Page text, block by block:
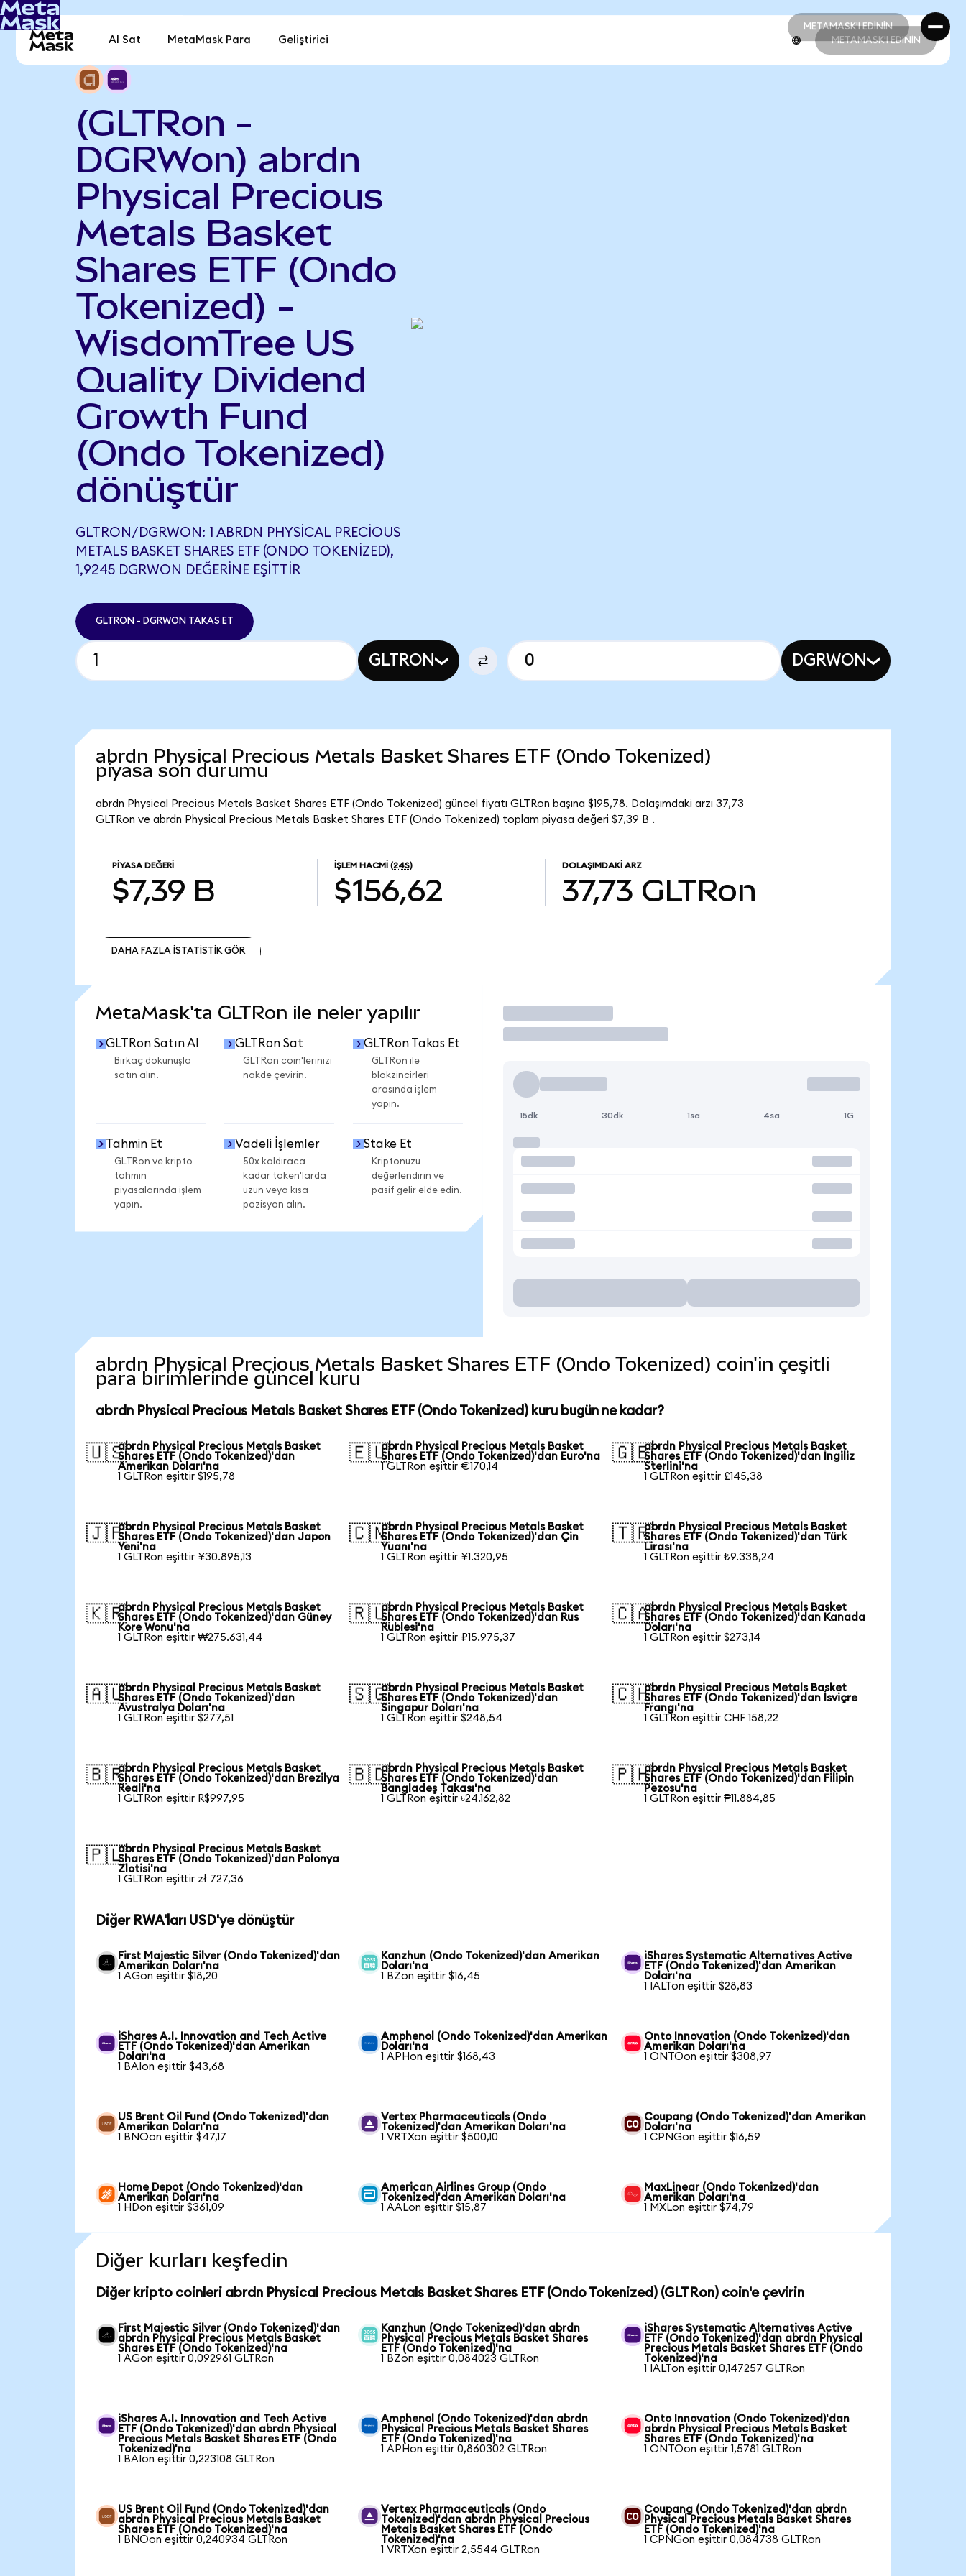
METAMASK'I EDİNİN
METAMASK'I EDİNİN
Al Sat MetaMask Para Geliştirici METAMASK'I EDİNİN
(GLTRon -
DGRWon) abrdn
Physical Precious
Metals Basket
Shares ETF (Ondo
Tokenized) -
WisdomTree US
Quality Dividend
Growth Fund
(Ondo Tokenized)
dönüştür
GLTRON/DGRWON: 1 ABRDN PHYSICAL PRECIOUS
METALS BASKET SHARES ETF (ONDO TOKENIZED),
1,9245 DGRWON DEĞERINE EŞITTIR
GLTRON - DGRWON TAKAS ET
GLTRON DGRWON
abrdn Physical Precious Metals Basket Shares ETF (Ondo Tokenized)
piyasa son durumu
abrdn Physical Precious Metals Basket Shares ETF (Ondo Tokenized) güncel fiyatı GLTRon başına $195,78. Dolaşımdaki arzı 37,73
GLTRon ve abrdn Physical Precious Metals Basket Shares ETF (Ondo Tokenized) toplam piyasa değeri $7,39 B .
PIYASA DEĞERI
$7,39 B
İŞLEM HACMI (24S)
$156,62
DOLAŞIMDAKI ARZ
37,73 GLTRon
DAHA FAZLA İSTATİSTİK GÖR
MetaMask'ta GLTRon ile neler yapılır
GLTRon Satın Al
Birkaç dokunuşla
satın alın.
GLTRon Sat
GLTRon coin'lerinizi
nakde çevirin.
GLTRon Takas Et
GLTRon ile
blokzincirleri
arasında işlem
yapın.
Tahmin Et
GLTRon ve kripto
tahmin
piyasalarında işlem
yapın.
Vadeli İşlemler
50x kaldıraca
kadar token'larda
uzun veya kısa
pozisyon alın.
Stake Et
Kriptonuzu
değerlendirin ve
pasif gelir elde edin.
İşlem Yap
15dk 30dk 1sa 4sa 1G
abrdn Physical Precious Metals Basket Shares ETF (Ondo Tokenized) coin'in çeşitli
para birimlerinde güncel kuru
abrdn Physical Precious Metals Basket Shares ETF (Ondo Tokenized) kuru bugün ne kadar?
🇺🇸abrdn Physical Precious Metals Basket
Shares ETF (Ondo Tokenized)'dan
Amerikan Doları'na
1 GLTRon eşittir $195,78
🇪🇺abrdn Physical Precious Metals Basket
Shares ETF (Ondo Tokenized)'dan Euro'na
1 GLTRon eşittir €170,14
🇬🇧abrdn Physical Precious Metals Basket
Shares ETF (Ondo Tokenized)'dan İngiliz
Sterlini'na
1 GLTRon eşittir £145,38
🇯🇵abrdn Physical Precious Metals Basket
Shares ETF (Ondo Tokenized)'dan Japon
Yeni'na
1 GLTRon eşittir ¥30.895,13
🇨🇳abrdn Physical Precious Metals Basket
Shares ETF (Ondo Tokenized)'dan Çin
Yuanı'na
1 GLTRon eşittir ¥1.320,95
🇹🇷abrdn Physical Precious Metals Basket
Shares ETF (Ondo Tokenized)'dan Türk
Lirası'na
1 GLTRon eşittir ₺9.338,24
🇰🇷abrdn Physical Precious Metals Basket
Shares ETF (Ondo Tokenized)'dan Güney
Kore Wonu'na
1 GLTRon eşittir ₩275.631,44
🇷🇺abrdn Physical Precious Metals Basket
Shares ETF (Ondo Tokenized)'dan Rus
Rublesi'na
1 GLTRon eşittir ₽15.975,37
🇨🇦abrdn Physical Precious Metals Basket
Shares ETF (Ondo Tokenized)'dan Kanada
Doları'na
1 GLTRon eşittir $273,14
🇦🇺abrdn Physical Precious Metals Basket
Shares ETF (Ondo Tokenized)'dan
Avustralya Doları'na
1 GLTRon eşittir $277,51
🇸🇬abrdn Physical Precious Metals Basket
Shares ETF (Ondo Tokenized)'dan
Singapur Doları'na
1 GLTRon eşittir $248,54
🇨🇭abrdn Physical Precious Metals Basket
Shares ETF (Ondo Tokenized)'dan İsviçre
Frangı'na
1 GLTRon eşittir CHF 158,22
🇧🇷abrdn Physical Precious Metals Basket
Shares ETF (Ondo Tokenized)'dan Brezilya
Reali'na
1 GLTRon eşittir R$997,95
🇧🇩abrdn Physical Precious Metals Basket
Shares ETF (Ondo Tokenized)'dan
Bangladeş Takası'na
1 GLTRon eşittir ৳24.162,82
🇵🇭abrdn Physical Precious Metals Basket
Shares ETF (Ondo Tokenized)'dan Filipin
Pezosu'na
1 GLTRon eşittir ₱11.884,85
🇵🇱abrdn Physical Precious Metals Basket
Shares ETF (Ondo Tokenized)'dan Polonya
Zlotisi'na
1 GLTRon eşittir zł 727,36
Diğer RWA'ları USD'ye dönüştür
First Majestic Silver (Ondo Tokenized)'dan
Amerikan Doları'na
1 AGon eşittir $18,20
Kanzhun (Ondo Tokenized)'dan Amerikan
Doları'na
1 BZon eşittir $16,45
iShares Systematic Alternatives Active
ETF (Ondo Tokenized)'dan Amerikan
Doları'na
1 IALTon eşittir $28,83
iShares A.I. Innovation and Tech Active
ETF (Ondo Tokenized)'dan Amerikan
Doları'na
1 BAIon eşittir $43,68
Amphenol (Ondo Tokenized)'dan Amerikan
Doları'na
1 APHon eşittir $168,43
Onto Innovation (Ondo Tokenized)'dan
Amerikan Doları'na
1 ONTOon eşittir $308,97
US Brent Oil Fund (Ondo Tokenized)'dan
Amerikan Doları'na
1 BNOon eşittir $47,17
Vertex Pharmaceuticals (Ondo
Tokenized)'dan Amerikan Doları'na
1 VRTXon eşittir $500,10
Coupang (Ondo Tokenized)'dan Amerikan
Doları'na
1 CPNGon eşittir $16,59
Home Depot (Ondo Tokenized)'dan
Amerikan Doları'na
1 HDon eşittir $361,09
American Airlines Group (Ondo
Tokenized)'dan Amerikan Doları'na
1 AALon eşittir $15,87
MaxLinear (Ondo Tokenized)'dan
Amerikan Doları'na
1 MXLon eşittir $74,79
Diğer kurları keşfedin
Diğer kripto coinleri abrdn Physical Precious Metals Basket Shares ETF (Ondo Tokenized) (GLTRon) coin'e çevirin
First Majestic Silver (Ondo Tokenized)'dan
abrdn Physical Precious Metals Basket
Shares ETF (Ondo Tokenized)'na
1 AGon eşittir 0,092961 GLTRon
Kanzhun (Ondo Tokenized)'dan abrdn
Physical Precious Metals Basket Shares
ETF (Ondo Tokenized)'na
1 BZon eşittir 0,084023 GLTRon
iShares Systematic Alternatives Active
ETF (Ondo Tokenized)'dan abrdn Physical
Precious Metals Basket Shares ETF (Ondo
Tokenized)'na
1 IALTon eşittir 0,147257 GLTRon
iShares A.I. Innovation and Tech Active
ETF (Ondo Tokenized)'dan abrdn Physical
Precious Metals Basket Shares ETF (Ondo
Tokenized)'na
1 BAIon eşittir 0,223108 GLTRon
Amphenol (Ondo Tokenized)'dan abrdn
Physical Precious Metals Basket Shares
ETF (Ondo Tokenized)'na
1 APHon eşittir 0,860302 GLTRon
Onto Innovation (Ondo Tokenized)'dan
abrdn Physical Precious Metals Basket
Shares ETF (Ondo Tokenized)'na
1 ONTOon eşittir 1,5781 GLTRon
US Brent Oil Fund (Ondo Tokenized)'dan
abrdn Physical Precious Metals Basket
Shares ETF (Ondo Tokenized)'na
1 BNOon eşittir 0,240934 GLTRon
Vertex Pharmaceuticals (Ondo
Tokenized)'dan abrdn Physical Precious
Metals Basket Shares ETF (Ondo
Tokenized)'na
1 VRTXon eşittir 2,5544 GLTRon
Coupang (Ondo Tokenized)'dan abrdn
Physical Precious Metals Basket Shares
ETF (Ondo Tokenized)'na
1 CPNGon eşittir 0,084738 GLTRon